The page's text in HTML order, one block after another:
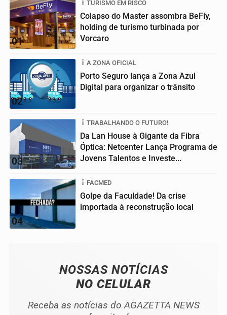
01
TURISMO EM RISCO
Colapso do Master assombra BeFly,
holding de turismo turbinada por
Vorcaro
02
A ZONA OFICIAL
Porto Seguro lança a Zona Azul
Digital para organizar o trânsito
03
TRABALHANDO O FUTURO!
Da Lan House à Gigante da Fibra
Óptica: Netcenter Lança Programa de
Jovens Talentos e Investe...
04
FACMED
Golpe da Faculdade! Da crise
importada à reconstrução local
NOSSAS NOTÍCIAS
NO CELULAR
Receba as notícias do AGAZETTA NEWS